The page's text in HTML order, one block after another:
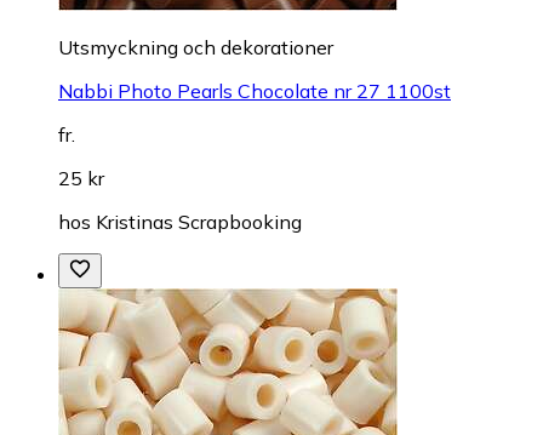
Utsmyckning och dekorationer
Nabbi Photo Pearls Chocolate nr 27 1100st
fr.
25 kr
hos Kristinas Scrapbooking